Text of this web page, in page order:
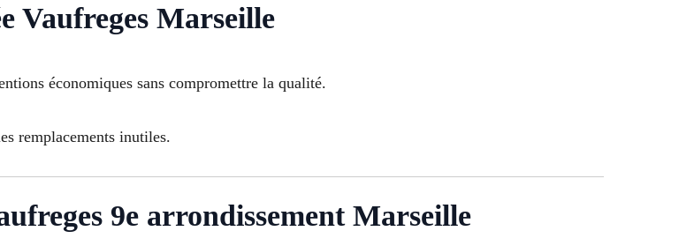
Vaufreges Marseille
économiques sans compromettre la qualité.
remplacements inutiles.
9e arrondissement Marseille